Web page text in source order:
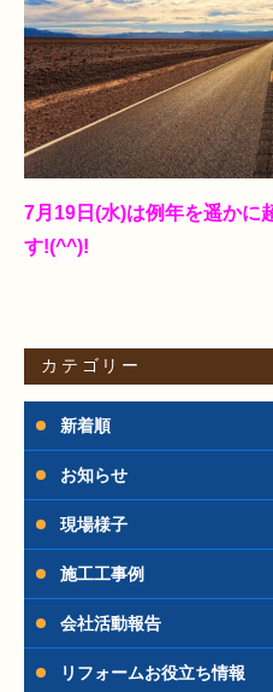
7月19日(水)は例年を遥かに
す!(^^)!
カテゴリー
新着順
お知らせ
現場様子
施工工事例
会社活動報告
リフォームお役立ち情報